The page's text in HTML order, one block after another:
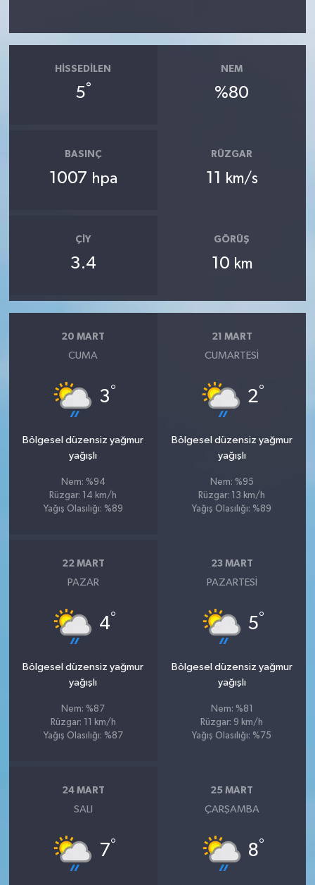
HISSEDILEN
5°
NEM
%80
BASINÇ
1007 hpa
RÜZGAR
11 km/s
ÇIY
3.4
GÖRÜŞ
10 km
20 MART
CUMA
3°
Bölgesel düzensiz yağmur
yağışlı
Nem: %94
Rüzgar: 14 km/h
Yağış Olasılığı: %89
21 MART
CUMARTESI
2°
Bölgesel düzensiz yağmur
yağışlı
Nem: %95
Rüzgar: 13 km/h
Yağış Olasılığı: %89
22 MART
PAZAR
4°
Bölgesel düzensiz yağmur
yağışlı
Nem: %87
Rüzgar: 11 km/h
Yağış Olasılığı: %87
23 MART
PAZARTESI
5°
Bölgesel düzensiz yağmur
yağışlı
Nem: %81
Rüzgar: 9 km/h
Yağış Olasılığı: %75
24 MART
SALI
7°
25 MART
ÇARŞAMBA
8°